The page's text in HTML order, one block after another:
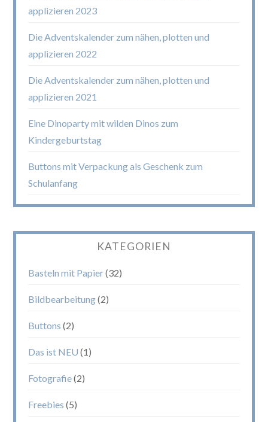
applizieren 2023
Die Adventskalender zum nähen, plotten und
applizieren 2022
Die Adventskalender zum nähen, plotten und
applizieren 2021
Eine Dinoparty mit wilden Dinos zum
Kindergeburtstag
Buttons mit Verpackung als Geschenk zum
Schulanfang
KATEGORIEN
Basteln mit Papier(32)
Bildbearbeitung(2)
Buttons (2)
Das ist NEU (1)
Fotografie(2)
Freebies (5)